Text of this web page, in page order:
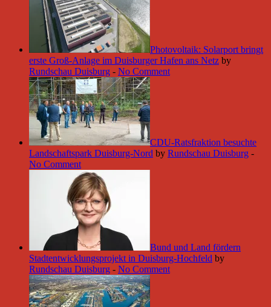
Photovoltaik: Solarport bringt
erste Groß-Anlage im Duisburger Hafen ans Netz by
Rundschau Duisburg - No Comment
CDU-Ratsfraktion besuchte
Landschaftspark Duisburg-Nord by Rundschau Duisburg -
No Comment
Bund und Land fördern
Stadtentwicklungsprojekt in Duisburg-Hochfeld by
Rundschau Duisburg - No Comment